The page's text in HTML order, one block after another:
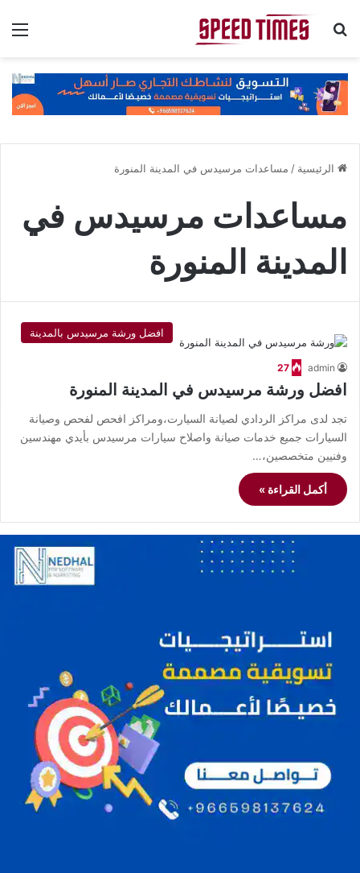
بحث عن
الرئيسية / مساعدات مرسيدس في المدينة المنورة
مساعدات مرسيدس في
المدينة المنورة
افضل ورشة مرسيدس بالمدينة
admin
27
افضل ورشة مرسيدس في المدينة المنورة
تجد لدى مراكز الردادي لصيانة السيارت،ومراكز افحص لفحص وصيانة
السيارات جميع خدمات صيانة واصلاح سيارات مرسيدس بأيدي مهندسين
وفنيين متخصصين،…
أكمل القراءة »